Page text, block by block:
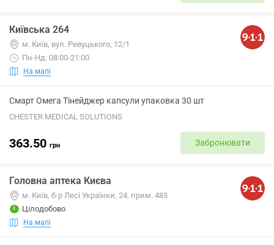
Київська 264
м. Київ, вул. Ревуцького, 12/1
Пн-Нд: 08:00-21:00
На мапі
Смарт Омега Тінейджер капсули упаковка 30 шт
CHESTER MEDICAL SOLUTIONS
363.50 грн Забронювати
Головна аптека Києва
м. Київ, б-р Лесі Українки, 24, прим. 483
Цілодобово
На мапі